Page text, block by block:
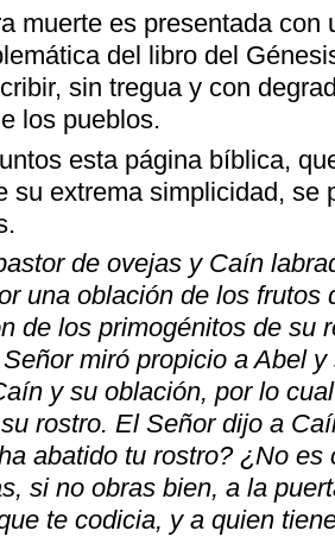
muerte es presentada
del libro del
sin tregua y con
los pueblos.
esta página bíblica,
su extrema simplicidad, se
de ovejas y Caín
una oblación de los frutos
de los primogénitos de su
miró propicio a Abel
y su oblación, por lo
rostro. El Señor dijo a
abatido tu rostro? ¿No
si no obras bien, a la
te codicia, y a quien